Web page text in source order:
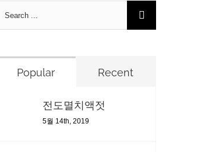
Search
Popular Recent
전도멸치액젓
5월 14th, 2019